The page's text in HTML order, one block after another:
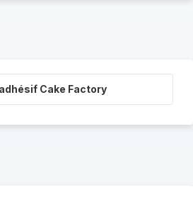
Cake Factory